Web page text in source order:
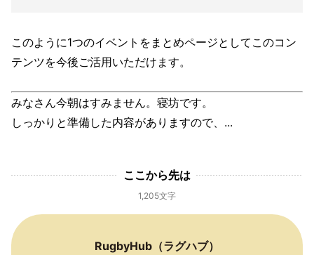
このように1つのイベントをまとめページとしてこのコン
テンツを今後ご活用いただけます。
みなさん今朝はすみません。寝坊です。
しっかりと準備した内容がありますので、...
ここから先は
1,205文字
RugbyHub（ラグハブ）